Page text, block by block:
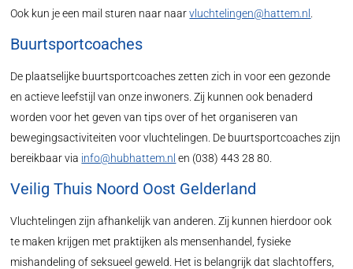
Ook kun je een mail sturen naar naarvluchtelingen@hattem.nl
Buurtsportcoaches
De plaatselijke buurtsportcoaches zetten zich in voor een gezonde
en actieve leefstijl van onze inwoners. Zij kunnen ook benaderd
worden voor het geven van tips over of het organiseren van
bewegingsactiviteiten voor vluchtelingen. De buurtsportcoaches zijn
bereikbaar via info@hubhattem.nl en (038) 443 28 80.
Veilig Thuis Noord Oost Gelderland
Vluchtelingen zijn afhankelijk van anderen. Zij kunnen hierdoor ook
te maken krijgen met praktijken als mensenhandel, fysieke
mishandeling of seksueel geweld. Het is belangrijk dat slachtoffers,